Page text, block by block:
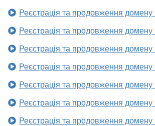
Реєстрація та продовження домену
Реєстрація та продовження домену
Реєстрація та продовження домену
Реєстрація та продовження домену
Реєстрація та продовження домену
Реєстрація та продовження домену
Реєстрація та продовження домену